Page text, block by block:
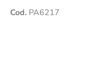
Cod. PA6217